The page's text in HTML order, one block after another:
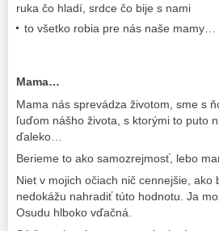
ruka čo hladí, srdce čo bije s nami
to všetko robia pre nás naše mamy…
Mama…
Mama nás sprevádza životom, sme s
ľuďom nášho života, s ktorými to puto
ďaleko…
Berieme to ako samozrejmosť, lebo
Niet v mojich očiach nič cennejšie,
nedokážu nahradiť túto hodnotu. Ja
Osudu hlboko vďačná.